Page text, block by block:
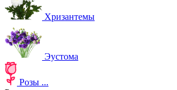
Хризантемы
Эустома
Розы ...